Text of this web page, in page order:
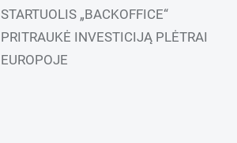
STARTUOLIS „BACKOFFICE“
PRITRAUKĖ INVESTICIJĄ PLĖTRAI
EUROPOJE